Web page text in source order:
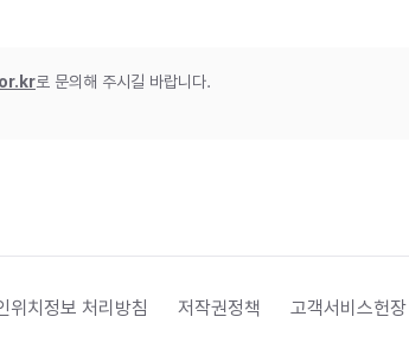
로 문의해 주시길 바랍니다.
위치정보 처리방침 저작권정책 고객서비스헌장